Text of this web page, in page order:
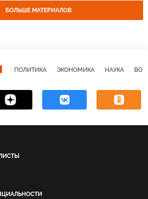
БОЛЬШЕ МАТЕРИАЛОВ
ПОЛИТИКА ЭКОНОМИКА НАУКА